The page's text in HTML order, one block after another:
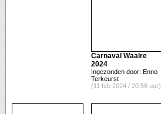
Carnaval Waalre
2024
Ingezonden door: Enno
Terkeurst
(11 feb 2024 / 20:58 uur)